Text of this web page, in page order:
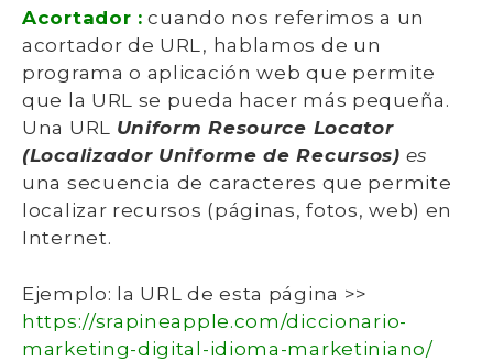
Acortador : cuando nos referimos a un
acortador de URL, hablamos de un
programa o aplicación web que permite
que la URL se pueda hacer más pequeña.
Una URL Uniform Resource Locator
(Localizador Uniforme de Recursos) es
una secuencia de caracteres que permite
localizar recursos (páginas, fotos, web) en
Internet.
Ejemplo: la URL de esta página >>
https://srapineapple.com/diccionario-
marketing-digital-idioma-marketiniano/